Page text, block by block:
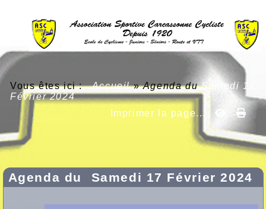
Vous êtes ici :Accueil»Agenda duSamedi 17
Février 2024
Imprimer la page...
Agenda du Samedi 17 Février 2024